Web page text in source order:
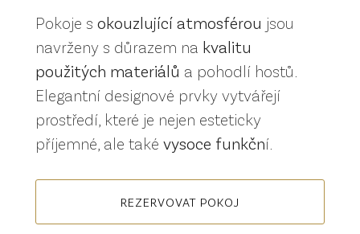
Pokoje s okouzlující atmosférou jsou
navrženy s důrazem na kvalitu
použitých materiálů a pohodlí hostů.
Elegantní designové prvky vytvářejí
prostředí, které je nejen esteticky
příjemné, ale také vysoce funkční.
REZERVOVAT POKOJ